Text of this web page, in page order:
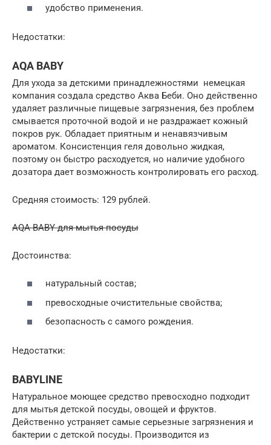
удобство применения.
Недостатки:
AQA BABY
Для ухода за детскими принадлежностями немецкая
компания создала средство Аква Беби. Оно действенно
удаляет различные пищевые загрязнения, без проблем
смывается проточной водой и не раздражает кожный
покров рук. Обладает приятным и ненавязчивым
ароматом. Консистенция геля довольно жидкая,
поэтому он быстро расходуется, но наличие удобного
дозатора дает возможность контролировать его расход.
Средняя стоимость: 129 рублей.
AQA BABY для мытья посуды
Достоинства:
натуральный состав;
превосходные очистительные свойства;
безопасность с самого рождения.
Недостатки:
BABYLINE
Натуральное моющее средство превосходно подходит
для мытья детской посуды, овощей и фруктов.
Действенно устраняет самые серьезные загрязнения и
бактерии с детской посуды. Производится из